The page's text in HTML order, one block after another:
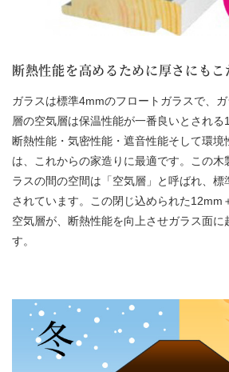
断熱性能を高めるために厚さにも
ガラスは標準4mmのフロートガラスで、
層の空気層は保温性能が一番良いとされる
断熱性能・気密性能・遮音性能そして環境
は、これからの家造りに最適です。この
ラスの間の空間は「空気層」と呼ばれ、標
されています。この閉じ込められた12mm
空気層が、断熱性能を向上させガラス面に
す。